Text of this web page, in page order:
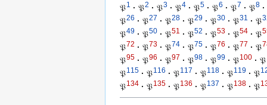
𝔓1 · 𝔓2 · 𝔓3 · 𝔓4 · 𝔓5 · 𝔓6 · 𝔓7 · 𝔓8 ·
𝔓26 · 𝔓27 · 𝔓28 · 𝔓29 · 𝔓30 · 𝔓31 · 𝔓
𝔓49 · 𝔓50 · 𝔓51 · 𝔓52 · 𝔓53 · 𝔓54 · 𝔓
𝔓72 · 𝔓73 · 𝔓74 · 𝔓75 · 𝔓76 · 𝔓77 · 𝔓
𝔓95 · 𝔓96 · 𝔓97 · 𝔓98 · 𝔓99 · 𝔓100 · 𝔓
𝔓115 · 𝔓116 · 𝔓117 · 𝔓118 · 𝔓119 · 𝔓
𝔓134 · 𝔓135 · 𝔓136 · 𝔓137 · 𝔓138 · 𝔓